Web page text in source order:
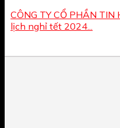
CÔNG TY CỔ PHẦN
lịch nghỉ tết 2024...